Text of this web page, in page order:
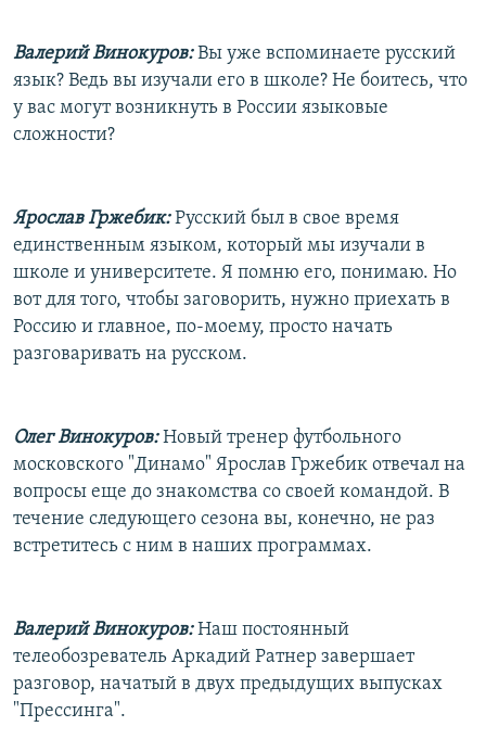
Валерий Винокуров:Вы уже вспоминаете русский
язык? Ведь вы изучали его в школе? Не боитесь, что
у вас могут возникнуть в России языковые
сложности?
Ярослав Гржебик:Русский был в свое время
единственным языком, который мы изучали в
школе и университете. Я помню его, понимаю. Но
вот для того, чтобы заговорить, нужно приехать в
Россию и главное, по-моему, просто начать
разговаривать на русском.
Олег Винокуров:Новый тренер футбольного
московского "Динамо" Ярослав Гржебик отвечал на
вопросы еще до знакомства со своей командой. В
течение следующего сезона вы, конечно, не раз
встретитесь с ним в наших программах.
Валерий Винокуров:Наш постоянный
телеобозреватель Аркадий Ратнер завершает
разговор, начатый в двух предыдущих выпусках
"Прессинга".